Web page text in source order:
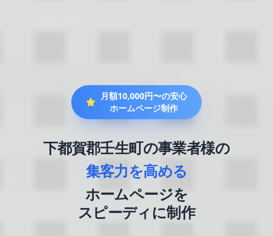
月額10,000円〜の安心
ホームページ制作
下都賀郡壬生町の事業者様の
集客力を高める
ホームページを
スピーディに制作